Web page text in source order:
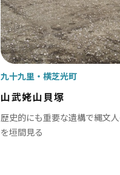
山武姥山貝塚
歴史的にも重要な遺構で縄文
を垣間見る
九十九里 横芝光町